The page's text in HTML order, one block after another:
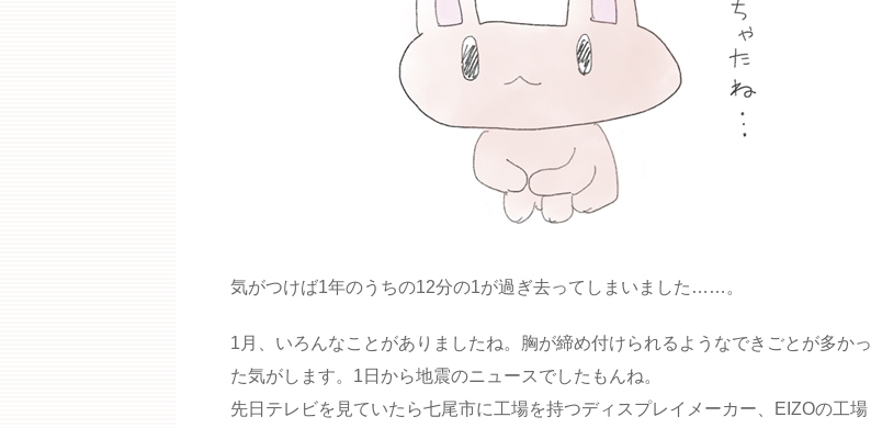
気がつけば1年のうちの12分の1が過ぎ去ってしまいました……。
1月、いろんなことがありましたね。胸が締め付けられるようなできごとが多かっ
た気がします。1日から地震のニュースでしたもんね。
先日テレビを見ていたら七尾市に工場を持つディスプレイメーカー、EIZOの工場